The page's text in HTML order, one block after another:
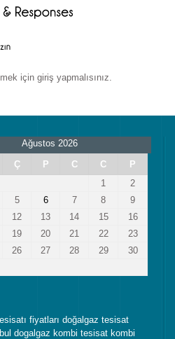
için giriş yapmalısınız.
Ağustos 2026
Ç P C C
P
1
2
5 6 7 8
9
12 13 14 15
16
19 20 21 22
23
26 27 28 29
30
fiyatları doğalgaz tesisat
dogalgaz kombi tesisat kombi